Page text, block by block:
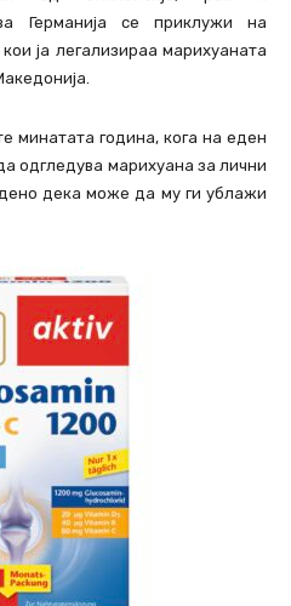
Германија се приклужи на
ја легализираа марихуаната
минатата година, кога на еден
одгледува марихуана за лични
дека може да му ги ублажи